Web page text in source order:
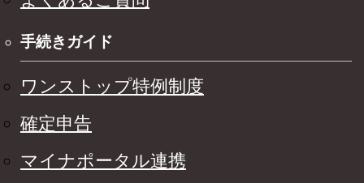
手続きガイド
ワンストップ特例制度
確定申告
マイナポータル連携